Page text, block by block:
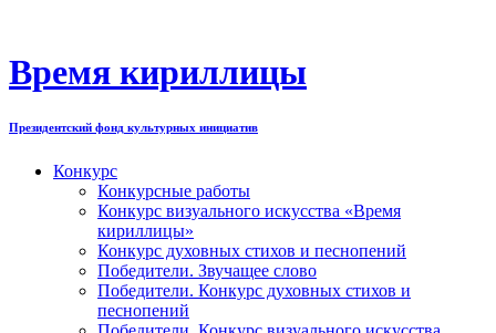
содержимому
Время кириллицы
Президентский фонд культурных инициатив
Конкурс
Конкурсные работы
Конкурс визуального искусства «Время
кириллицы»
Конкурс духовных стихов и песнопений
Победители. Звучащее слово
Победители. Конкурс духовных стихов и
песнопений